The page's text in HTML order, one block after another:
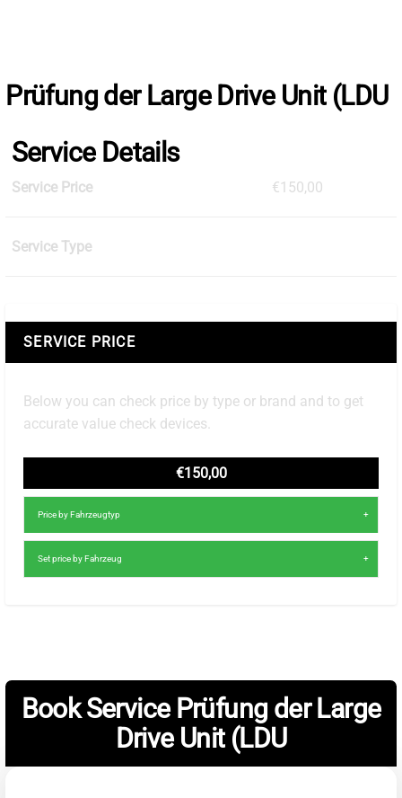
Prüfung der Large Drive Unit (LDU
Service Details
Service Price €150,00
Service Type
SERVICE PRICE
Below you can check price by type or brand and to get
accurate value check devices.
€150,00
Price by Fahrzeugtyp
Set price by Fahrzeug
Book Service Prüfung der Large
Drive Unit (LDU